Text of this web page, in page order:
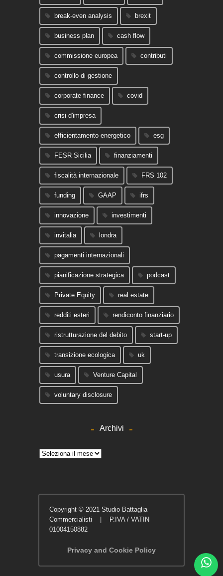
break-even analysis brexit
business plan cash flow
commissione europea contributi
controllo di gestione
corporate finance covid
crisi d'impresa
efficientamento energetico esg
FESR Sicilia finanziamenti
fiscalità internazionale FRS 102
funding GAAP ifrs
innovazione investimenti
invitalia londra
pagamenti internazionali
pianificazione strategica podcast
Private Equity real estate
redditi esteri rendiconto finanziario
ristrutturazione del debito start-up
transizione ecologica uk
usura Venture Capital
voluntary disclosure
Archivi
Archivi
Copyright © 2021 Studio Battaglia
Commercialisti | P.IVA / VATIN
01004150882
Privacy and Cookie Policy